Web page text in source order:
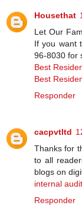
Housethat
Let Our
If you want
96-8030 for
Best
Best
Responder
cacpvtltd
Thanks for
to all
blogs on
internal
Responder